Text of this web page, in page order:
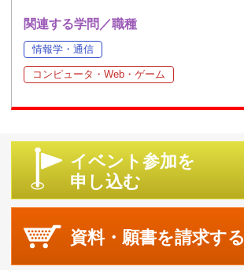
関連する学問／職種
情報学・通信
コンピュータ・Web・ゲーム
イベント参加を
申し込む
資料・願書を請求する